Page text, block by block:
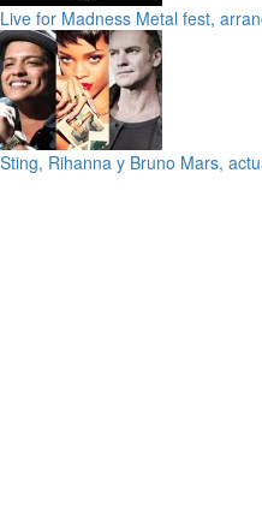
Live for Madness Metal fest,
Sting, Rihanna y Bruno Mars,